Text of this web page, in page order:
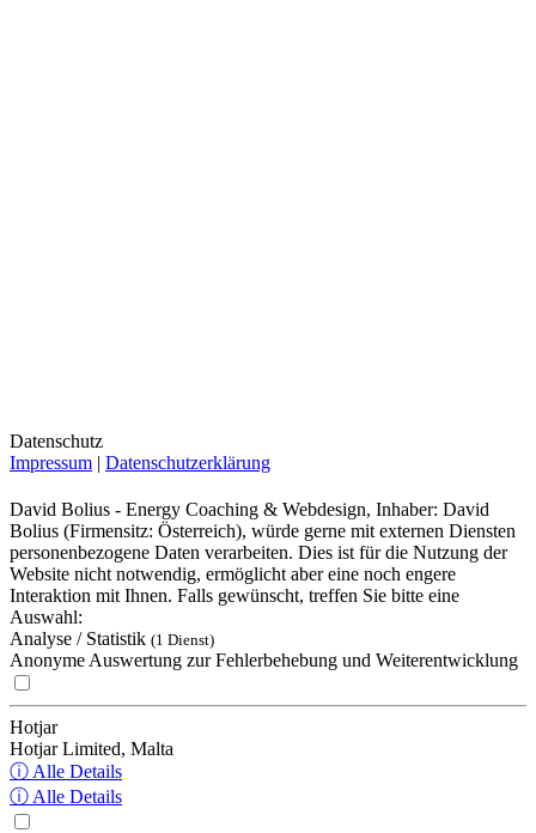
Datenschutz
Impressum | Datenschutzerklärung
David Bolius - Energy Coaching & Webdesign, Inhaber: David
Bolius (Firmensitz: Österreich), würde gerne mit externen Diensten
personenbezogene Daten verarbeiten. Dies ist für die Nutzung der
Website nicht notwendig, ermöglicht aber eine noch engere
Interaktion mit Ihnen. Falls gewünscht, treffen Sie bitte eine
Auswahl:
Analyse / Statistik (1 Dienst)
Anonyme Auswertung zur Fehlerbehebung und Weiterentwicklung
Hotjar
Hotjar Limited, Malta
ⓘ Alle Details
ⓘ Alle Details